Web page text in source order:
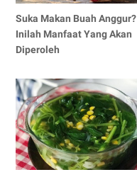
Suka Makan Buah Anggur?
Inilah Manfaat Yang Akan
Diperoleh